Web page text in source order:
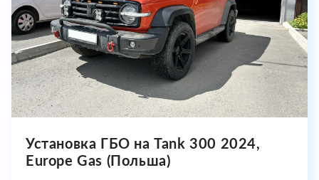
Установка ГБО на Tank 300 2024,
Europe Gas (Польша)